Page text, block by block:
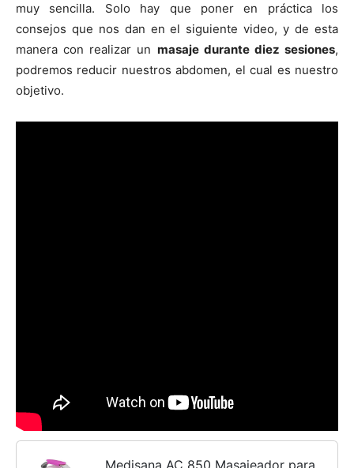
muy sencilla. Solo hay que poner en práctica los
consejos que nos dan en el siguiente video, y de esta
manera con realizar un masaje durante diez sesiones,
podremos reducir nuestros abdomen, el cual es nuestro
objetivo.
Medisana AC 850 Masajeador para